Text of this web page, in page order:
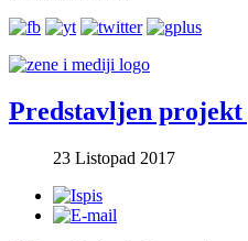
Predstavljen
23 Listopad 2017